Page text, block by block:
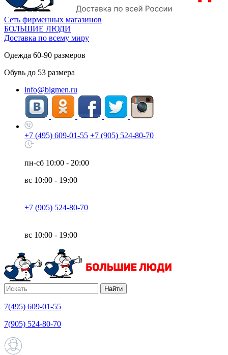
Сеть фирменных магазинов
БОЛЬШИЕ ЛЮДИ
Доставка по всему миру
Одежда 60-90 размеров
Обувь до 53 размера
info@bigmen.ru
+7 (495) 609-01-55 +7 (905) 524-80-70
пн-сб 10:00 - 20:00
вс 10:00 - 19:00
+7 (905) 524-80-70
вс 10:00 - 19:00
Найти
7(495) 609-01-55
7(905) 524-80-70